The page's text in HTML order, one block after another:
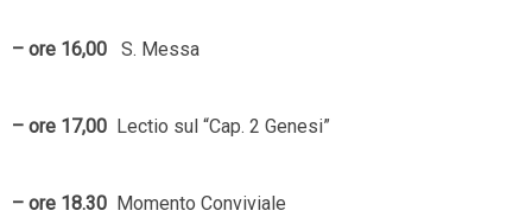
– ore 16,00 S. Messa
– ore 17,00 Lectio sul “Cap. 2 Genesi”
– ore 18.30 Momento Conviviale